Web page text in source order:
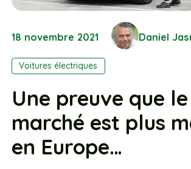
18 novembre 2021 Daniel
Voitures électriques
Une preuve que le
marché est plus
en Europe…